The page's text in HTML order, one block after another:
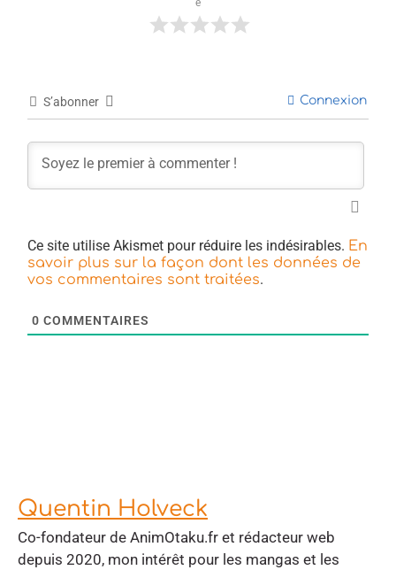
e
S’abonner Connexion
Ce site utilise Akismet pour réduire les indésirables. En
savoir plus sur la façon dont les données de
vos commentaires sont traitées.
0 COMMENTAIRES
Quentin Holveck
Co-fondateur de AnimOtaku.fr et rédacteur web
depuis 2020, mon intérêt pour les mangas et les